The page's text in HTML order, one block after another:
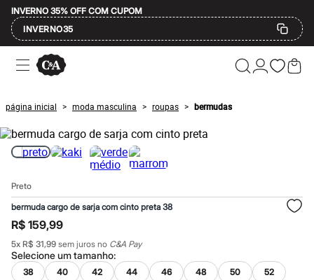
INVERNO 35% OFF COM CUPOM
INVERNO35
Ofertas
Compre por Departamento
Masculino
Infantil
Calçados
Mindse7
Plus Size
Até 60% off
A partir de 60% off
Feminino
Em alta
Inverno
Alfaiataria
Novidades
página inicial > moda masculina > roupas > bermudas
Preto
bermuda cargo de sarja com cinto preta 38
R$ 159,99
5x R$ 31,99 sem juros no C&A Pay
Selecione umtamanho:
38 40 42 44 46 48 50 52